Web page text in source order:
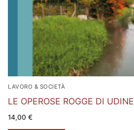
LAVORO & SOCIETÀ
LE OPEROSE ROGGE DI UDINE
14,00 €